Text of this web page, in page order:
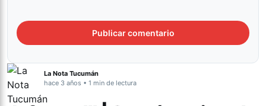
La Nota Tucumán
hace 3 años • 1 min de lectura